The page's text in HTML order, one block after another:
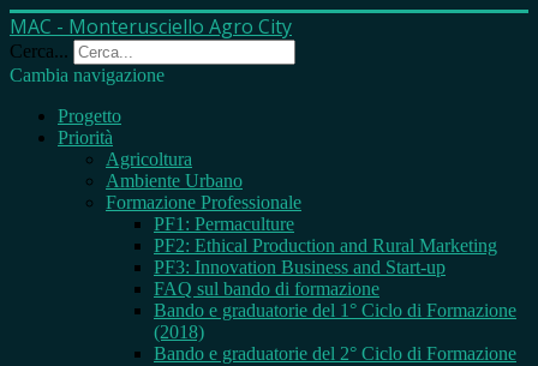
MAC - Monterusciello Agro City
Cerca...
Cambia navigazione
Progetto
Priorità
Agricoltura
Ambiente Urbano
Formazione Professionale
PF1: Permaculture
PF2: Ethical Production and Rural Marketing
PF3: Innovation Business and Start-up
FAQ sul bando di formazione
Bando e graduatorie del 1° Ciclo di Formazione
(2018)
Bando e graduatorie del 2° Ciclo di Formazione